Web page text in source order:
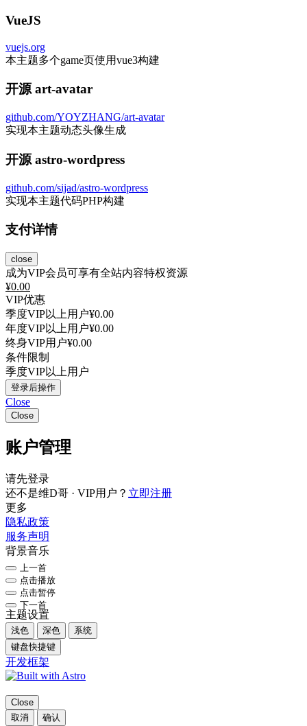
VueJS
vuejs.org
本主题多个game页使用vue3构建
开源 art-avatar
github.com/YOYZHANG/art-avatar
实现本主题动态头像生成
开源 astro-wordpress
github.com/sijad/astro-wordpress
实现本主题代码PHP构建
支付详情
close
成为VIP会员可享有全站内容特权资源
¥0.00
VIP优惠
季度VIP以上用户¥0.00
年度VIP以上用户¥0.00
终身VIP用户¥0.00
条件限制
季度VIP以上用户
登录后操作
Close
Close
账户管理
请先登录
还不是维D哥 · VIP用户？ 立即注册
更多
隐私政策
服务声明
背景音乐
上一首
点击播放
点击暂停
下一首
主题设置
浅色 深色
系统
键盘快捷键
开发框架
Close
取消
确认